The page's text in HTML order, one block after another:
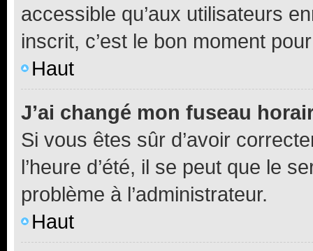
accessible qu’aux utilisateurs
inscrit, c’est le bon moment
Haut
J’ai changé mon fuseau
Si vous êtes sûr d’avoir
l’heure d’été, il se peut que le
problème à l’administrateur.
Haut